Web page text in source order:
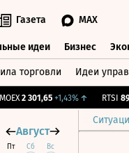
Газета MAX
идеи Бизнес
торговли Идеи
2 301,65 +1,43%↑ RTSI
Август
Пт Сб Вс